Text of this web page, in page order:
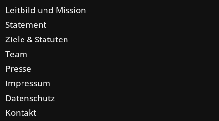
Leitbild und Mission
Statement
Ziele & Statuten
Team
Presse
Impressum
Datenschutz
Kontakt